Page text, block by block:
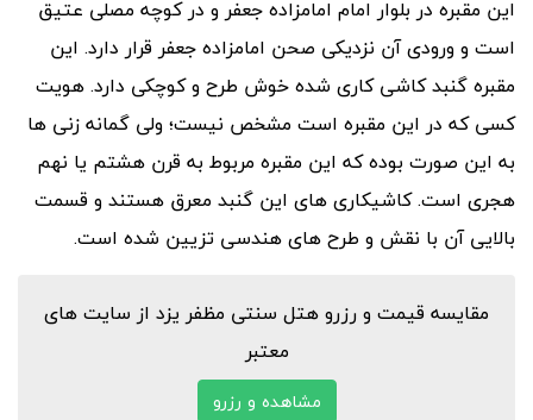
این مقبره در بلوار امام امامزاده جعفر و در کوچه مصلی عتیق
است و ورودی آن نزدیکی صحن امامزاده جعفر قرار دارد. این
مقبره گنبد کاشی‌ کاری شده خوش طرح و کوچکی دارد. هویت
کسی که در این مقبره است مشخص نیست؛ ولی گمانه زنی ها
به این صورت بوده که این مقبره مربوط به قرن هشتم یا نهم
هجری است. کاشیکاری های این گنبد معرق هستند و قسمت
بالایی آن با نقش و طرح های هندسی تزیین شده است.
مقایسه قیمت و رزرو هتل سنتی مظفر یزد از سایت های
معتبر
مشاهده و رزرو